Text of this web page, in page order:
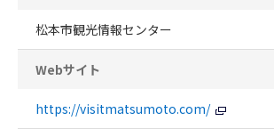
松本市観光情報センター
Webサイト
https://visitmatsumoto.com/